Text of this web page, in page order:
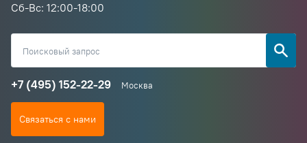
Cб-Вс: 12:00-18:00
+7 (495) 152-22-29 Москва
Связаться с нами